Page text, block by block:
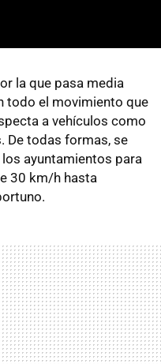
la que pasa media
todo el movimiento que
a vehículos como
De todas formas, se
ayuntamientos para
30 km/h hasta